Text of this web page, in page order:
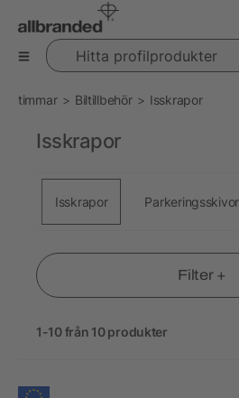
Hitta profilprodukter
timmar Biltillbehör Isskrapor
Filter +
1-10 från 10 produkter
Isskrapor
Isskrapor Parkeringsskivor